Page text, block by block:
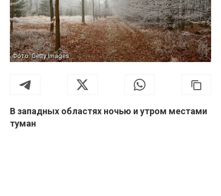
Фото: Getty Images
В западных областях ночью и утром местами
туман